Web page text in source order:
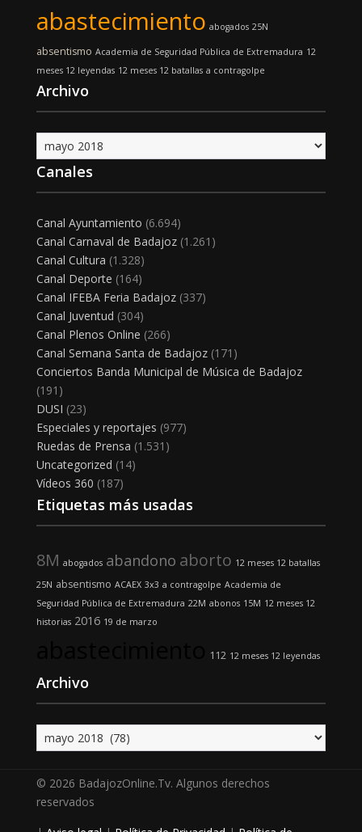
abastecimiento abogados 25N
absentismo Academia de Seguridad Pública de Extremadura 12
meses 12 leyendas 12 meses 12 batallas a contragolpe
Archivo
Archivo
Canales
Canal Ayuntamiento (6.694)
Canal Carnaval de Badajoz(1.261)
Canal Cultura (1.328)
Canal Deporte (164)
Canal IFEBA Feria Badajoz(337)
Canal Juventud (304)
Canal Plenos Online (266)
Canal Semana Santa de Badajoz(171)
Conciertos Banda Municipal de Música de Badajoz
(191)
DUSI (23)
Especiales y reportajes (977)
Ruedas de Prensa (1.531)
Uncategorized (14)
Vídeos 360 (187)
Etiquetas más usadas
8M abogados abandono aborto 12 meses 12 batallas
25N absentismo ACAEX 3x3 a contragolpe Academia de
Seguridad Pública de Extremadura 22M abonos 15M 12 meses 12
historias 2016 19 de marzo
112 12 meses 12 leyendas
Archivo
Archivo
© 2026 BadajozOnline.Tv. Algunos derechos
reservados